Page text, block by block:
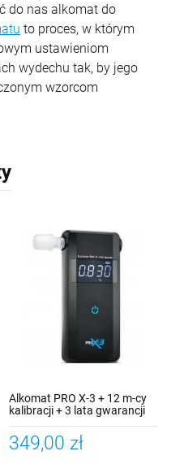
do nas alkomat do
to proces, w którym
ustawieniom
wydechu tak, by jego
wzorcom
Alkomat PRO X-3 + 12 m-cy
kalibracji + 3 lata gwarancji
349,00 zł